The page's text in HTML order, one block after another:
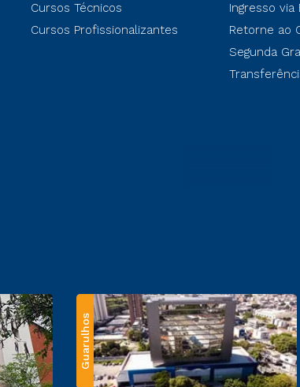
Cursos Técnicos
Cursos Profissionalizantes
Ingresso via
Retorne ao
Segunda
Guarulhos